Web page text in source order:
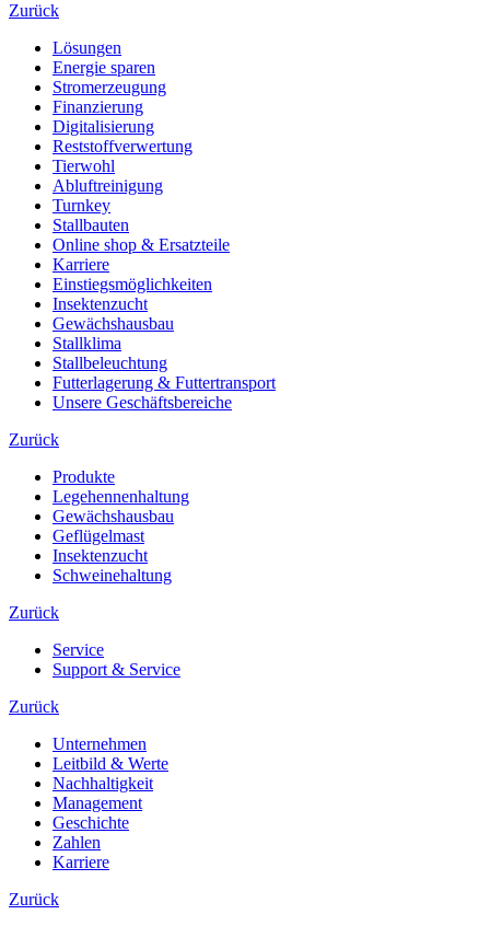
Zurück
Lösungen
Energie sparen
Stromerzeugung
Finanzierung
Digitalisierung
Reststoffverwertung
Tierwohl
Abluftreinigung
Turnkey
Stallbauten
Online shop & Ersatzteile
Karriere
Einstiegsmöglichkeiten
Insektenzucht
Gewächshausbau
Stallklima
Stallbeleuchtung
Futterlagerung & Futtertransport
Unsere Geschäftsbereiche
Zurück
Produkte
Legehennenhaltung
Gewächshausbau
Geflügelmast
Insektenzucht
Schweinehaltung
Zurück
Service
Support & Service
Zurück
Unternehmen
Leitbild & Werte
Nachhaltigkeit
Management
Geschichte
Zahlen
Karriere
Zurück